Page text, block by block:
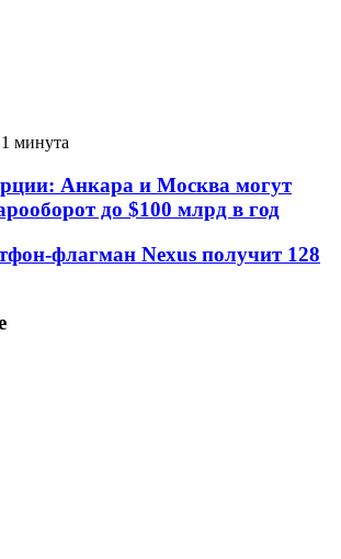
минута
Анкара и Москва могут
до $100 млрд в год
флагман Nexus получит 128